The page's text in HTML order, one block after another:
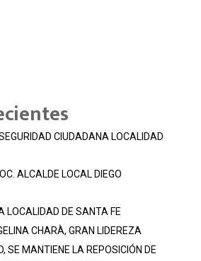
CIUDADANA LOCALIDAD
ALCALDE LOCAL DIEGO
LOCALIDAD DE SANTA FE
CHARÀ, GRAN LIDEREZA
SE MANTIENE LA REPOSICIÓN DE